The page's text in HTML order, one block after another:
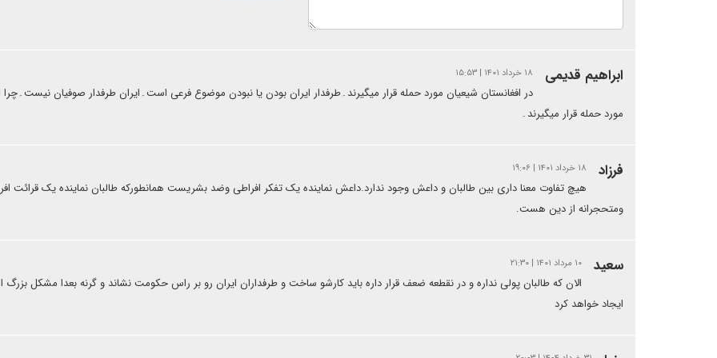
ابراهیم قدیمی ۱۸ خرداد ۱۴۰۱ | ۱۵:۵۳
در افغانستان شیعیان مورد حمله قرار میگیرند۔طرفدار ایران بودن یا نبودن موضوع فرعی است۔ایران طرفدار صوفیان نیست۔چرا
مورد حمله قرار میگیرند۔
فرزاد ۱۸ خرداد ۱۴۰۱ | ۱۹:۰۶
هیچ تفاوت معنا داری بین طالبان و داعش وجود ندارد.داعش نماینده یک تفکر افراطی وضد بشریست همانطورکه طالبان نماینده یک قرائت
ومتحجرانه از دین هست.
سعید ۱۰ مرداد ۱۴۰۱ | ۲۱:۳۰
الان که طالبان پولی نداره و در نقطعه ضعف قرار داره باید کارشو ساخت و طرفداران ایران رو بر راس حکومت نشاند و گرنه بعدا مشکل بزرگ
ایجاد خواهد کرد